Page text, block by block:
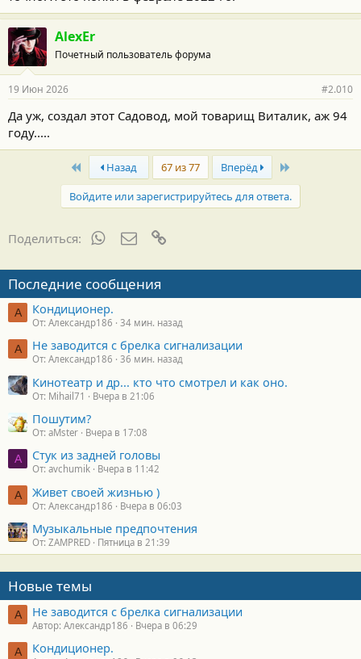
AlexEr
Почетный пользователь форума
19 Июн 2026 #2.010
Да уж, создал этот Садовод, мой товарищ Виталик, аж 94
году.....
First Назад 67 из 77 Вперёд
Войдите или зарегистрируйтесь для ответа.
Поделиться: WhatsAppЭлектронная почта
Последние сообщения
А Кондиционер.
От: Александр186 34 мин. назад
А Не заводится с брелка сигнализации
От: Александр186 36 мин. назад
Кинотеатр и др... кто что смотрел и как оно.
От: Mihail71 Вчера в 21:06
Пошутим?
От: aMster Вчера в 17:08
A Стук из задней головы
От: avchumik Вчера в 11:42
А Живет своей жизнью )
От: Александр186 Вчера в 06:03
Музыкальные предпочтения
От: ZAMPRED Пятница в 21:39
Новые темы
А Не заводится с брелка сигнализации
Автор: Александр186 Вчера в 06:29
А Кондиционер.